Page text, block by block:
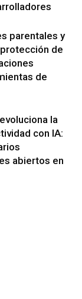
parentales y
de
de
la
con IA:
abiertos en